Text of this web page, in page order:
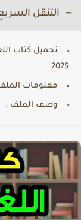
التنقل السريع
2025
معلومات الملف
وصف الملف :